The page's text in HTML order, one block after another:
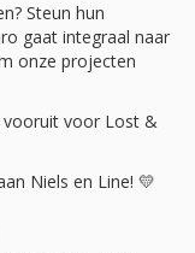
Steun hun
gaat integraal naar
onze projecten
vooruit voor Lost &
Niels en Line! 💛